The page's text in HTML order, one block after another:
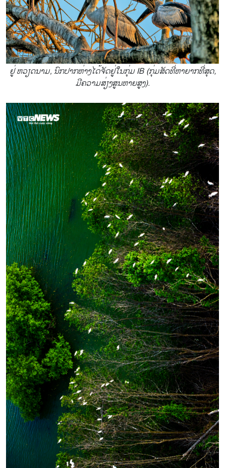
ຢູ່ ຫວຽດນາມ, ນົກປາກຫ່າງໄດ້ຈັດຢູ່ໃນກຸ່ມ IB (ກຸ່ມສັດທີ່ຫາຍາກທີ່ສຸດ,
ມີຄວາມສ່ຽງສູນຫາຍສູງ).